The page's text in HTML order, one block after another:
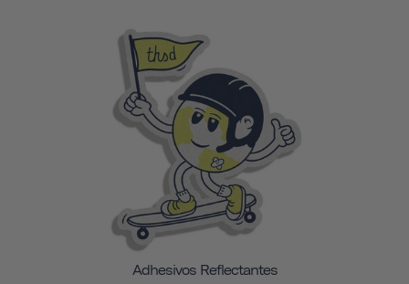
Adhesivos Reflectantes